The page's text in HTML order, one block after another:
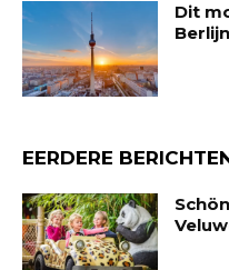
Dit
Berlijn
EERDERE